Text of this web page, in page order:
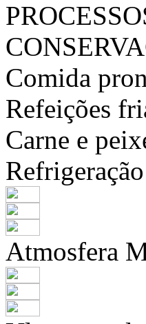
Comida
Refeições
Carne e
Refrigeração
Atmosfera